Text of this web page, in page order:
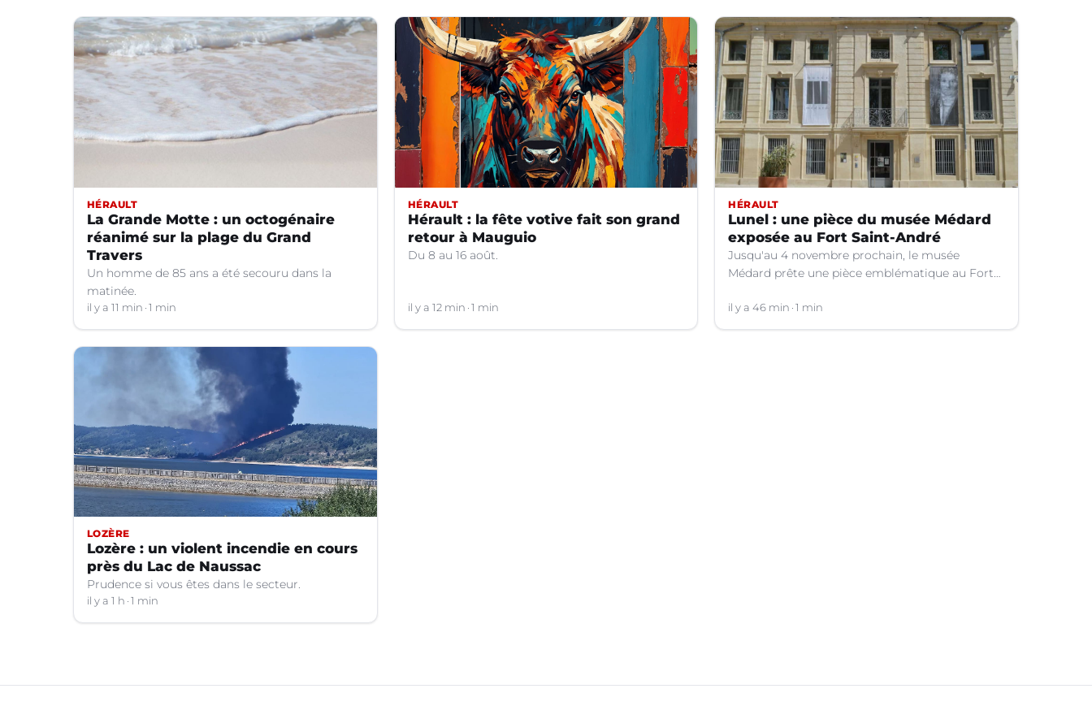
HÉRAULT
La Grande Motte : un octogénaire
réanimé sur la plage du Grand
Travers
Un homme de 85 ans a été secouru dans la
matinée.
il y a 11 min 1 min
HÉRAULT
Hérault : la fête votive fait son grand
retour à Mauguio
Du 8 au 16 août.
il y a 12 min 1 min
HÉRAULT
Lunel : une pièce du musée Médard
exposée au Fort Saint-André
Jusqu'au 4 novembre prochain, le musée
Médard prête une pièce emblématique au Fort
il y a 46 min 1 min
LOZÈRE
Lozère : un violent incendie en cours
près du Lac de Naussac
Prudence si vous êtes dans le secteur.
il y a 1 h 1 min